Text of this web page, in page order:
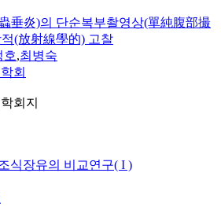
垂炎)의 단순복부촬영상(單純腹部撮
(放射線學的) 고찰
호,최병숙
회
회지
식장유의 비교연구( I )